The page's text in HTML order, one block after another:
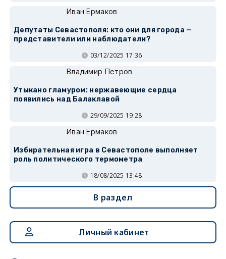
Иван Ермаков
Депутаты Севастополя: кто они для города —
представители или наблюдатели?
03/12/2025 17:36
Владимир Петров
Утыкано гламуром: нержавеющие сердца
появились над Балаклавой
29/09/2025 19:28
Иван Ермаков
Избирательная игра в Севастополе выполняет
роль политического термометра
18/08/2025 13:48
В раздел
Личный кабинет